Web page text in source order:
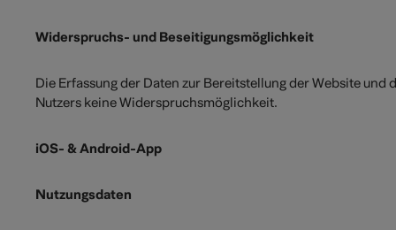
Widerspruchs- und Beseitigungsmöglichkeit
Die Erfassung der Daten zur Bereitstellung der Website
Nutzers keine Widerspruchsmöglichkeit.
iOS- & Android-App
Nutzungsdaten